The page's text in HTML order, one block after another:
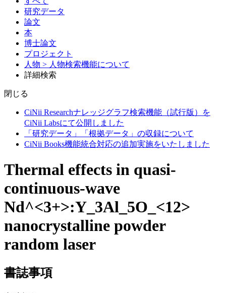
研究データ
論文
本
博士論文
プロジェクト
人物 > 人物検索機能について
詳細検索
閉じる
CiNii Researchナレッジグラフ検索機能（試行版）を
CiNii Labsにて公開しました
「研究データ」「根拠データ」の収録について
CiNii Books機能統合対応の追加実施をいたしました
Thermal effects in quasi-
continuous-wave
Nd^<3+>:Y_3Al_5O_<12>
nanocrystalline powder
random laser
書誌事項